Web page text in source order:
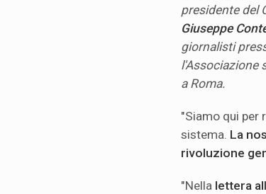
presidente del
Giuseppe
giornalisti
l'Associazione
a Roma.
"Siamo qui per
sistema. La
rivoluzione
"Nella lettera